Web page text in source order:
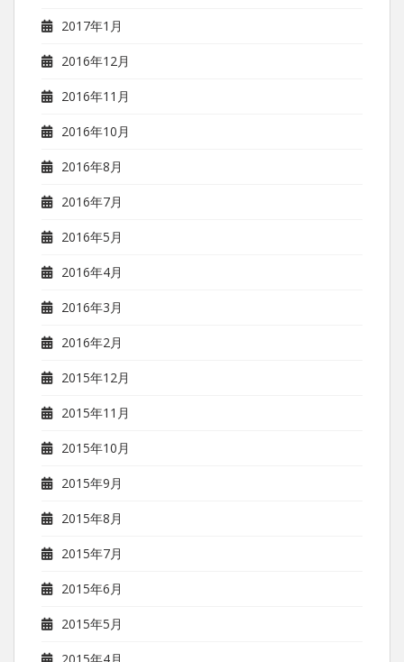
2017年1月
2016年12月
2016年11月
2016年10月
2016年8月
2016年7月
2016年5月
2016年4月
2016年3月
2016年2月
2015年12月
2015年11月
2015年10月
2015年9月
2015年8月
2015年7月
2015年6月
2015年5月